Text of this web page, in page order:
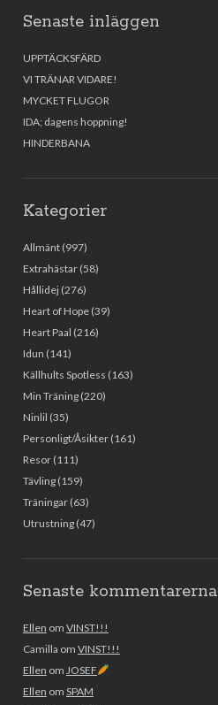
Senaste inläggen
UPPTÄCKSFÄRD
VI TRÄNAR VIDARE!
MYCKET FLUGOR
IDA; dagens hoppning!
HINDERBANA
Kategorier
Allmänt(997)
Extrahästar(58)
Hållidej(276)
Heart of Hope(39)
Heart Paal (216)
Idun (141)
Källhults Spotless (163)
Min Träning(220)
Ninlil (35)
Personligt/Åsikter(161)
Resor(111)
Tävling(159)
Träningar(63)
Utrustning(47)
Senaste kommentarerna
Ellen om VINST!!!
Camilla om VINST!!!
Ellen om JOSEF
Ellen om SPAM